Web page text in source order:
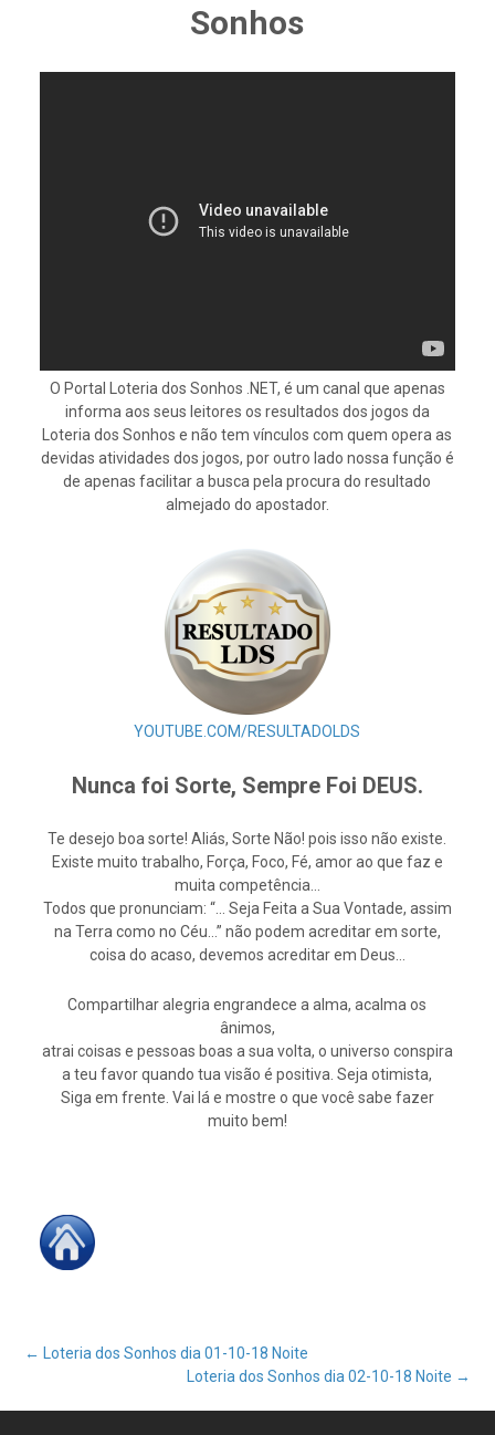
Sonhos
O Portal Loteria dos Sonhos .NET, é um canal que apenas
informa aos seus leitores os resultados dos jogos da
Loteria dos Sonhos e não tem vínculos com quem opera as
devidas atividades dos jogos, por outro lado nossa função é
de apenas facilitar a busca pela procura do resultado
almejado do apostador.
YOUTUBE.COM/RESULTADOLDS
Nunca foi Sorte, Sempre Foi DEUS.
Te desejo boa sorte! Aliás, Sorte Não! pois isso não existe.
Existe muito trabalho, Força, Foco, Fé, amor ao que faz e
muita competência…
Todos que pronunciam: “… Seja Feita a Sua Vontade, assim
na Terra como no Céu…” não podem acreditar em sorte,
coisa do acaso, devemos acreditar em Deus…
Compartilhar alegria engrandece a alma, acalma os
ânimos,
atrai coisas e pessoas boas a sua volta, o universo conspira
a teu favor quando tua visão é positiva. Seja otimista,
Siga em frente. Vai lá e mostre o que você sabe fazer
muito bem!
Post
←
Loteria dos Sonhos dia 01-10-18 Noite
Loteria dos Sonhos dia 02-10-18 Noite →